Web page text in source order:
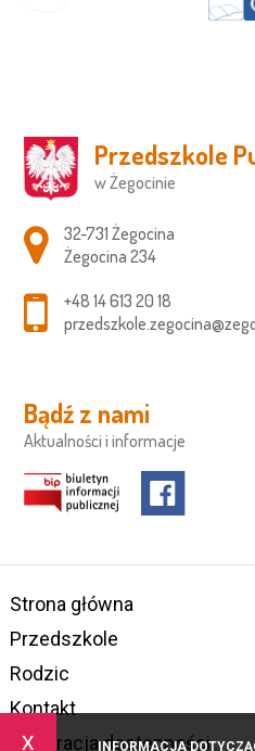
x INFORMACJA
Przedszkole
w Żegocinie
Adres pocztowy:
32-731 Żegocina
Żegocina 234
+48 14 613 20 18
Bądź z nami
Aktualności i informacje
Strona główna
Przedszkole
Rodzic
Kontakt
Deklaracja dostępności